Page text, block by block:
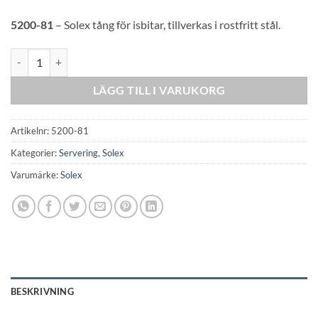
5200-81 – Solex tång för isbitar, tillverkas i rostfritt stål.
LÄGG TILL I VARUKORG
Artikelnr: 5200-81
Kategorier:Servering, Solex
Varumärke:Solex
BESKRIVNING